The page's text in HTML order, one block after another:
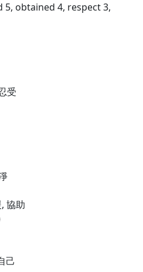
5, obtained 4, respect 3,
受
協助
己